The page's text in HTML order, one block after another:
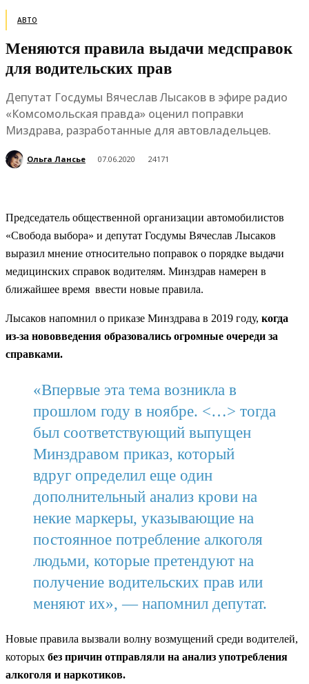
АВТО
Меняются правила выдачи медсправок
для водительских прав
Депутат Госдумы Вячеслав Лысаков в эфире радио
«Комсомольская правда» оценил поправки
Миздрава, разработанные для автовладельцев.
Ольга Лансье 07.06.2020 24171
Председатель общественной организации автомобилистов
«Свобода выбора» и депутат Госдумы Вячеслав Лысаков
выразил мнение относительно поправок о порядке выдачи
медицинских справок водителям. Минздрав намерен в
ближайшее время ввести новые правила.
Лысаков напомнил о приказе Минздрава в 2019 году, когда
из-за нововведения образовались огромные очереди за
справками.
«Впервые эта тема возникла в
прошлом году в ноябре. <…> тогда
был соответствующий выпущен
Минздравом приказ, который
вдруг определил еще один
дополнительный анализ крови на
некие маркеры, указывающие на
постоянное потребление алкоголя
людьми, которые претендуют на
получение водительских прав или
меняют их», — напомнил депутат.
Новые правила вызвали волну возмущений среди водителей,
которых без причин отправляли на анализ употребления
алкоголя и наркотиков.